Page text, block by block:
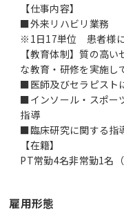
【仕事内容】
■外来リハビリ業務
※1日17単位 患者様に
【教育体制】質の高
な教育・研修を実施し
■医師及びセラピスト
■インソール・スポー
指導
■臨床研究に関する指
【在籍】
PT常勤4名非常勤1名
雇用形態